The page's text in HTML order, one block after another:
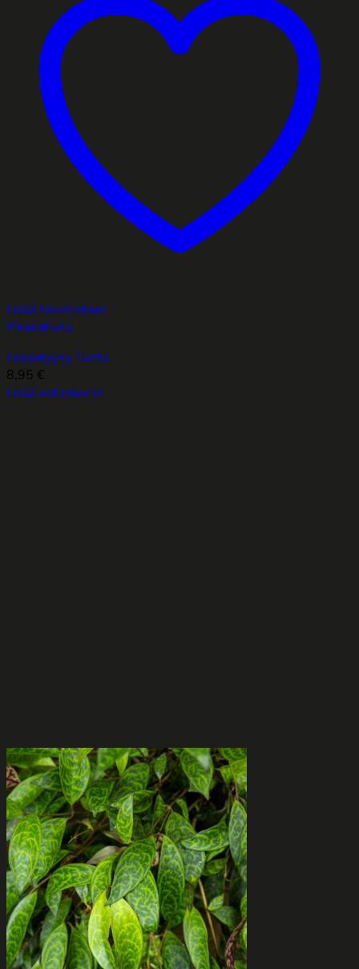
Lisää toivelistaan
Pikakatselu
Liisantyyny Turtle
8,95 €
Lisää ostoskoriin